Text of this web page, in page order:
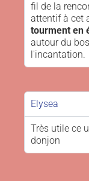
fil de la
attentif à cet
tourment en
autour du
l'incantation.
Elysea
Très utile ce
donjon